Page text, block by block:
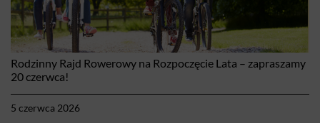
Rodzinny Rajd Rowerowy na Rozpoczęcie Lata – zapraszamy
20 czerwca!
5 czerwca 2026